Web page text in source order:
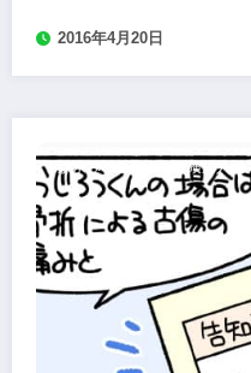
2016年4月20日
森永みぐのペット保険加入道